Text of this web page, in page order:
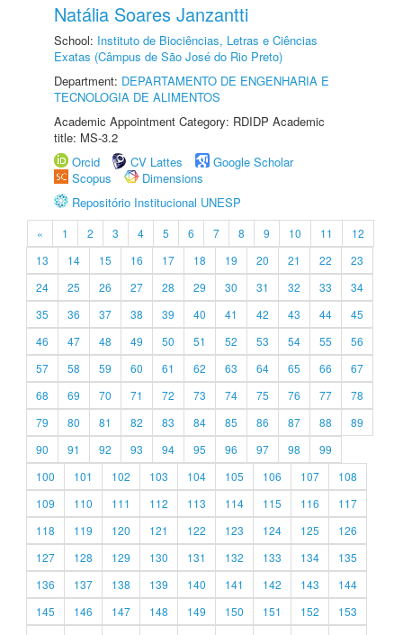
Natália Soares Janzantti
School: Instituto de Biociências, Letras e Ciências
Exatas (Câmpus de São José do Rio Preto)
Department: DEPARTAMENTO DE ENGENHARIA E
TECNOLOGIA DE ALIMENTOS
Academic Appointment Category: RDIDP Academic
title: MS-3.2
Orcid
CV Lattes
Google Scholar
Scopus
Dimensions
Repositório Institucional UNESP
« 1 2 3 4 5 6 7 8 9 10 11
12
13
14 15 16 17 18 19 20 21 22
23
24
25 26 27 28 29 30 31 32 33
34
35
36 37 38 39 40 41 42 43 44
45
46
47 48 49 50 51 52 53 54 55
56
57
58 59 60 61 62 63 64 65 66
67
68
69 70 71 72 73 74 75 76 77
78
79
80 81 82 83 84 85 86 87 88
89
90
91 92 93 94 95 96 97 98
99
100
101 102 103 104 105 106 107
108
109
110 111 112 113 114 115 116
117
118
119 120 121 122 123 124 125
126
127
128 129 130 131 132 133 134
135
136
137 138 139 140 141 142 143
144
145
146 147 148 149 150 151 152
153